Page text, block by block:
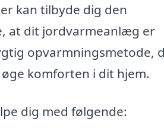
kan tilbyde dig den
at dit jordvarmeanlæg er
opvarmningsmetode,
komforten i dit hjem.
dig med følgende: